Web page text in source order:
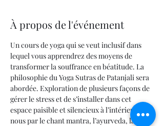
À propos de l'événement
Un cours de yoga qui se veut inclusif dans
lequel vous apprendrez des moyens de
transformer la souffrance en béatitude. La
philosophie du Yoga Sutras de Patanjali sera
abordée. Exploration de plusieurs façons de
gérer le stress et de s’installer dans cet
espace paisible et silencieux à l’intérieur de
nous par le chant mantra, l’ayurveda, la